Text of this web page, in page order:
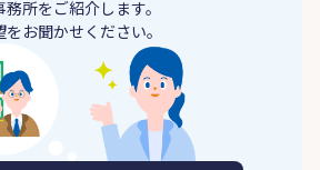
所をご紹介します。
お聞かせください。